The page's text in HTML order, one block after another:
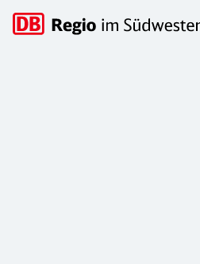
Hauptnavigation